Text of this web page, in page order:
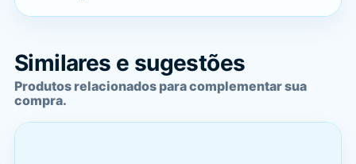
Similares e sugestões
Produtos relacionados para complementar sua
compra.